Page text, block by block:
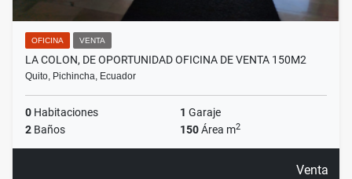
OFICINA VENTA
LA COLON, DE OPORTUNIDAD OFICINA DE VENTA 150M2
Quito, Pichincha, Ecuador
0 Habitaciones 1 Garaje
2 Baños 150Área m2
Venta